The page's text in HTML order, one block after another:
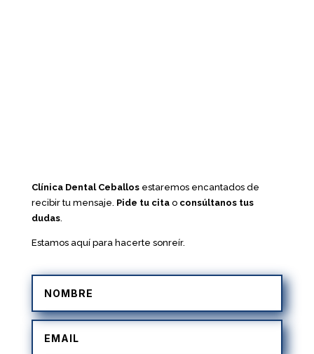
Clínica Dental Ceballosestaremos encantados de
recibir tu mensaje. Pide tu citao consúltanos tus
dudas.
Estamos aquí para hacerte sonreír.